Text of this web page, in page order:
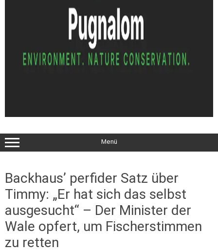
Menü
Backhaus’ perfider Satz über
Timmy: „Er hat sich das selbst
ausgesucht“ – Der Minister der
Wale opfert, um Fischerstimmen
zu retten